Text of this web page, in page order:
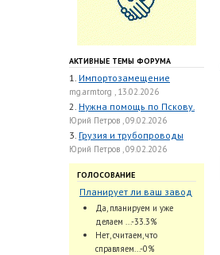
АКТИВНЫЕ ТЕМЫ ФОРУМА
1. Импортозамещение
mg.armtorg , 13.02.2026
2. Нужна помощь по Пскову.
Юрий Петров , 09.02.2026
3. Грузия и трубопроводы
Юрий Петров , 09.02.2026
ГОЛОСОВАНИЕ
Планирует ли ваш завод
использовать
промышленный
интеллект и цифровые
заказы для ускорения
Да, планируем и уже
делаем ...-33.3%
Нет, считаем, что
справляем...-0%